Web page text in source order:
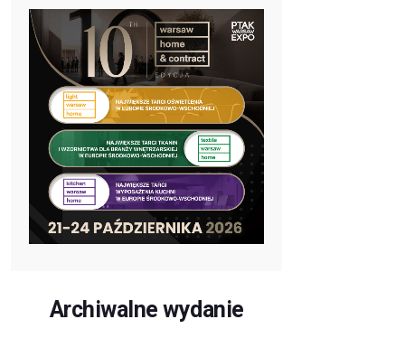
Archiwalne wydanie